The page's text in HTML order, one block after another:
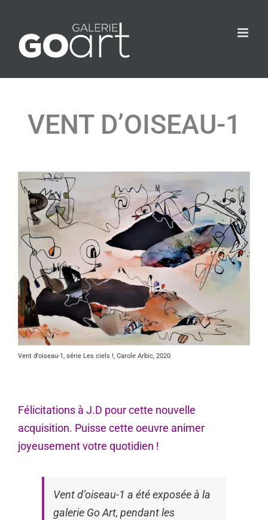
VENT D’OISEAU-1
Agrandir
l&apos;image
Vent d'oiseau-1, série Les ciels !, Carole Arbic, 2020
Félicitations à J.D pour cette nouvelle
acquisition. Puisse cette oeuvre animer
joyeusement votre quotidien !
Vent d’oiseau-1 a été exposée à la
galerie Go Art, pendant les